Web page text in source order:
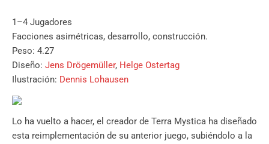
1–4 Jugadores
Facciones asimétricas, desarrollo, construcción.
Peso: 4.27
Diseño: Jens Drögemüller, Helge Ostertag
Ilustración: Dennis Lohausen
Lo ha vuelto a hacer, el creador de Terra Mystica ha diseñado
esta reimplementación de su anterior juego, subiéndolo a la